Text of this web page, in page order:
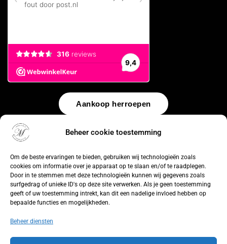
Beheer cookie toestemming
Om de beste ervaringen te bieden, gebruiken wij technologieën zoals
cookies om informatie over je apparaat op te slaan en/of te raadplegen.
Door in te stemmen met deze technologieën kunnen wij gegevens zoals
surfgedrag of unieke ID's op deze site verwerken. Als je geen toestemming
geeft of uw toestemming intrekt, kan dit een nadelige invloed hebben op
bepaalde functies en mogelijkheden.
Beheer diensten
Aankoop herroepen
© 2026 by WebUnlimited–Algemene voorwaarden